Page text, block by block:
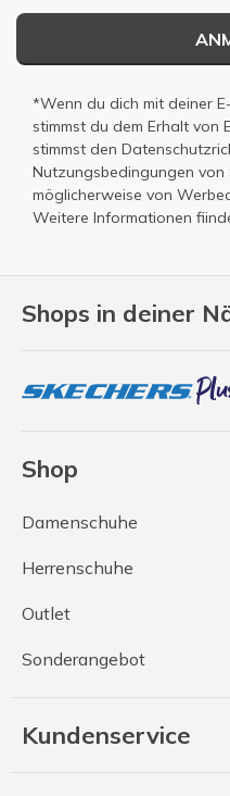
Shops in deiner
Shop
Damenschuhe
Herrenschuhe
Outlet
Sonderangebot
Kundenservice
*Wenn du dich mit deiner
stimmst du dem Erhalt von
stimmst den
Nutzungsbedingungen von
möglicherweise von
Weitere Informationen